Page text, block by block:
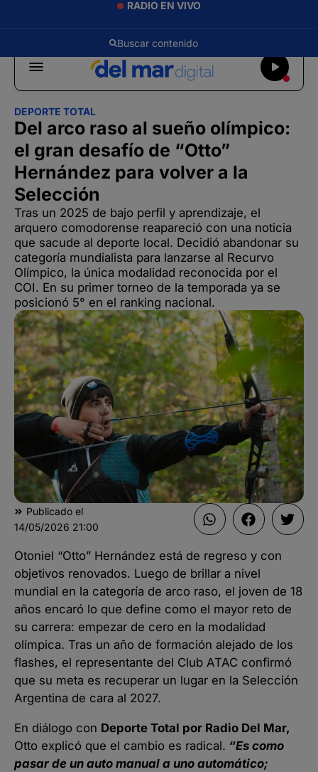
RADIO EN VIVO
DEPORTE TOTAL
Del arco raso al sueño olímpico:
el gran desafío de “Otto”
Hernández para volver a la
Selección
Tras un 2025 de bajo perfil y aprendizaje, el
arquero comodorense reapareció con una noticia
que sacude al deporte local. Decidió abandonar su
categoría mundialista para lanzarse al Recurvo
Olímpico, la única modalidad reconocida por el
COI. En su primer torneo de la temporada ya se
posicionó 5° en el ranking nacional.
Publicado el
14/05/2026 21:00
Otoniel “Otto” Hernández está de regreso y con
objetivos renovados. Luego de brillar a nivel
mundial en la categoría de arco raso, el joven de 18
años encaró lo que define como el mayor reto de
su carrera: empezar de cero en la modalidad
olímpica. Tras un año de formación alejado de los
flashes, el representante del Club ATAC confirmó
que su meta es recuperar un lugar en la Selección
Argentina de cara al 2027.
En diálogo con Deporte Total por Radio Del Mar,
Otto explicó que el cambio es radical. “Es como
pasar de un auto manual a uno automático;